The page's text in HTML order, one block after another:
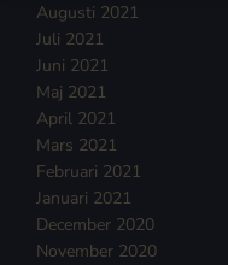
Augusti 2021
Juli 2021
Juni 2021
Maj 2021
April 2021
Mars 2021
Februari 2021
Januari 2021
December 2020
November 2020